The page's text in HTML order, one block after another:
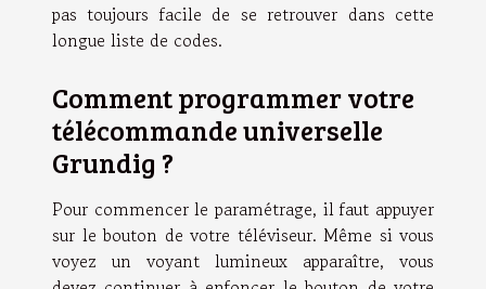
pas toujours facile de se retrouver dans cette
longue liste de codes.
Comment programmer votre
télécommande universelle
Grundig ?
Pour commencer le paramétrage, il faut appuyer
sur le bouton de votre téléviseur. Même si vous
voyez un voyant lumineux apparaître, vous